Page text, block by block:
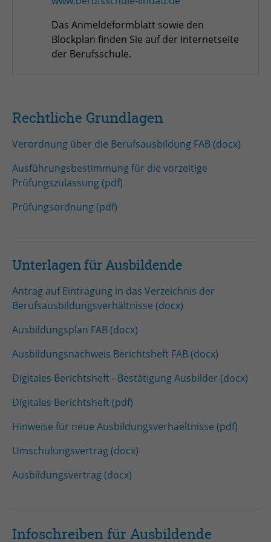
Das Anmeldeformblatt sowie den
Blockplan finden Sie auf der Internetseite
der Berufsschule.
Rechtliche Grundlagen
Verordnung über die Berufsausbildung FAB (docx)
Ausführungsbestimmung für die vorzeitige
Prüfungszulassung (pdf)
Prüfungsordnung (pdf)
Unterlagen für Ausbildende
Antrag auf Eintragung in das Verzeichnis der
Berufsausbildungsverhältnisse (docx)
Ausbildungsplan FAB (docx)
Ausbildungsnachweis Berichtsheft FAB (docx)
Digitales Berichtsheft - Bestätigung Ausbilder (docx)
Digitales Berichtsheft (pdf)
Hinweise für neue Ausbildungsverhaeltnisse (pdf)
Umschulungsvertrag (docx)
Ausbildungsvertrag (docx)
Infoschreiben für Ausbildende
Anbieter TYPO3
Laufzeit Session
Login geschlossener Bereich
Anbieter TYPO3
Laufzeit 1 Monat
Zweck Admin-Login Redaktionssystem
Name be_typo3_user
Laufzeit Session
Zweck Admin-Login Redaktionssystem
Name PHPSESSID
Anbieter PHP
Laufzeit Session
Zweck Betrieb TYPO3